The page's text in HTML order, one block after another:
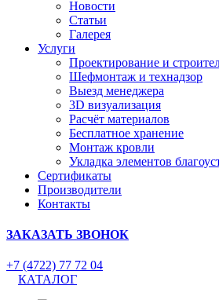
Новости
Статьи
Галерея
Услуги
Проектирование и
Шефмонтаж и технадзор
Выезд менеджера
3D визуализация
Расчёт материалов
Бесплатное хранение
Монтаж кровли
Укладка элементов
Сертификаты
Производители
Контакты
ЗАКАЗАТЬ ЗВОНОК
+7 (4722) 77 72 04
КАТАЛОГ